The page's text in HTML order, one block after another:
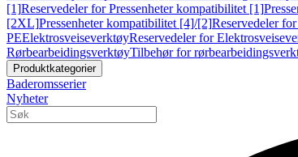
[1]Reservedeler for Pressenheter kompatibilitet [1]
[2XL]Pressenheter kompatibilitet [4]/[2]Reservedeler
PEElektrosveiseverktøyReservedeler for
RørbearbeidingsverktøyTilbehør for
Produktkategorier
Baderomsserier
Nyheter